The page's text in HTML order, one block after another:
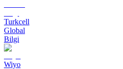
Turkcell
Global
Bilgi
Wiyo